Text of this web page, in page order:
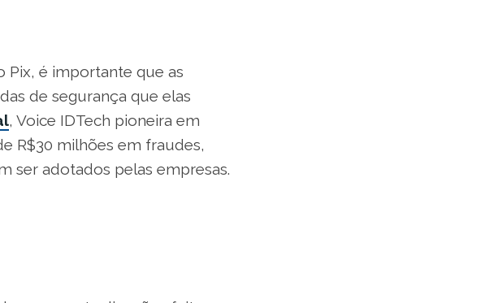
Pix, é importante que as
de segurança que elas
, Voice IDTech pioneira em
R$30 milhões em fraudes,
ser adotados pelas empresas.